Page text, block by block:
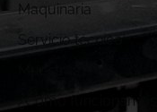
Maquinaria
Servicio técnico
¿Cómo funcionamos?